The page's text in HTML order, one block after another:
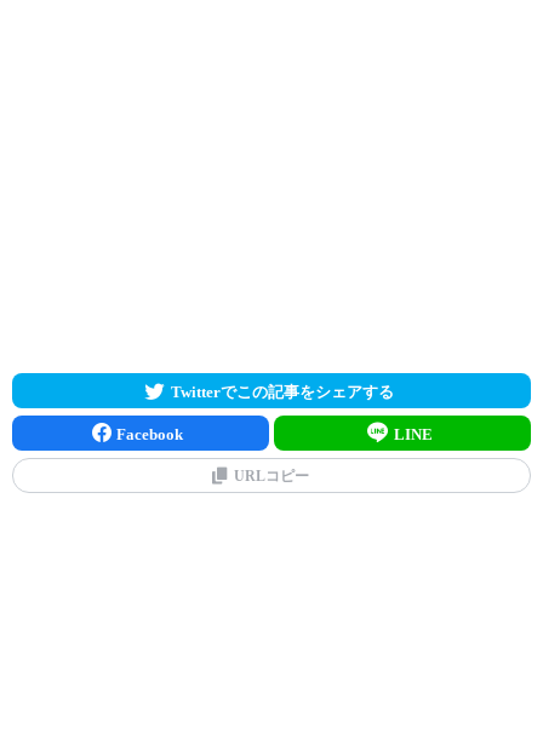
Twitterでこの記事をシェアする
Facebook LINE
URLコピー